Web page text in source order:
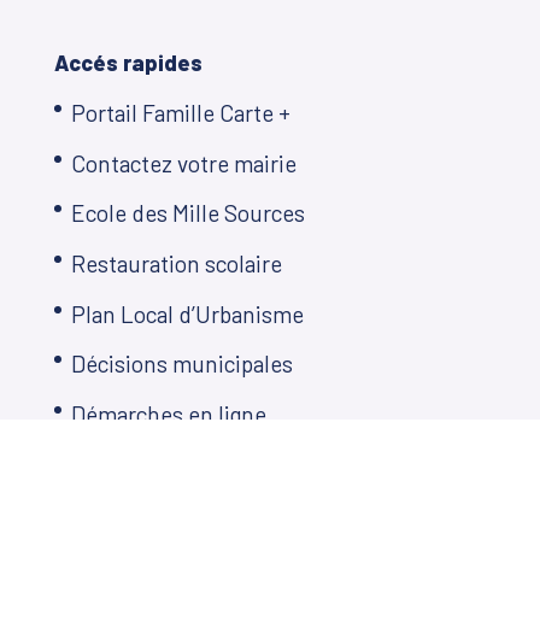
Accés rapides
Portail Famille Carte +
Contactez votre mairie
Ecole des Mille Sources
Restauration scolaire
Plan Local d’Urbanisme
Décisions municipales
Démarches en ligne